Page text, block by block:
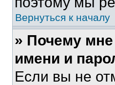
Вернуться к началу
» Почему мне
имени и
Если вы не